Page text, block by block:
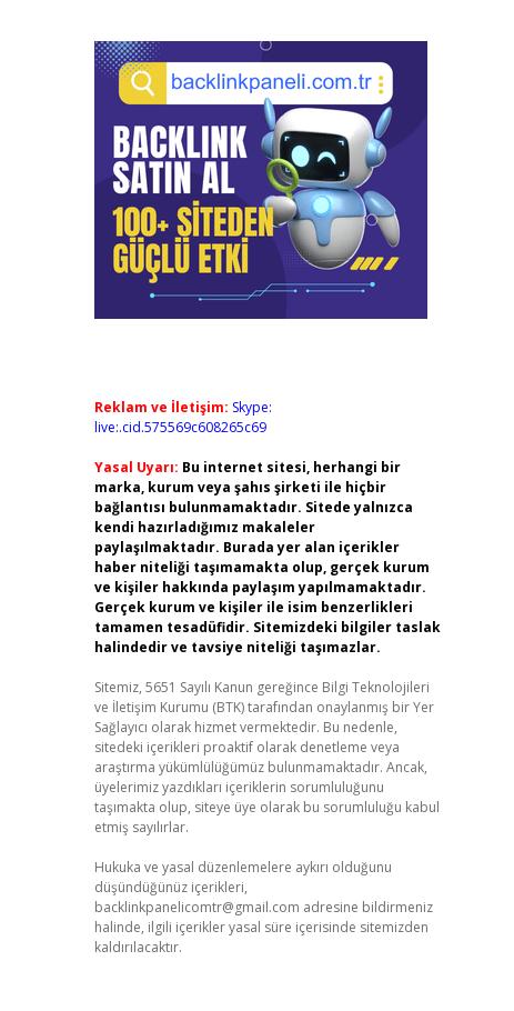
Reklam ve İletişim: Skype:
live:.cid.575569c608265c69
Yasal Uyarı: Bu internet sitesi, herhangi bir
marka, kurum veya şahıs şirketi ile hiçbir
bağlantısı bulunmamaktadır. Sitede yalnızca
kendi hazırladığımız makaleler
paylaşılmaktadır. Burada yer alan içerikler
haber niteliği taşımamakta olup, gerçek kurum
ve kişiler hakkında paylaşım yapılmamaktadır.
Gerçek kurum ve kişiler ile isim benzerlikleri
tamamen tesadüfidir. Sitemizdeki bilgiler taslak
halindedir ve tavsiye niteliği taşımazlar.
Sitemiz, 5651 Sayılı Kanun gereğince Bilgi Teknolojileri
ve İletişim Kurumu (BTK) tarafından onaylanmış bir Yer
Sağlayıcı olarak hizmet vermektedir. Bu nedenle,
sitedeki içerikleri proaktif olarak denetleme veya
araştırma yükümlülüğümüz bulunmamaktadır. Ancak,
üyelerimiz yazdıkları içeriklerin sorumluluğunu
taşımakta olup, siteye üye olarak bu sorumluluğu kabul
etmiş sayılırlar.
Hukuka ve yasal düzenlemelere aykırı olduğunu
düşündüğünüz içerikleri,
backlinkpanelicomtr@gmail.com adresine bildirmeniz
halinde, ilgili içerikler yasal süre içerisinde sitemizden
kaldırılacaktır.